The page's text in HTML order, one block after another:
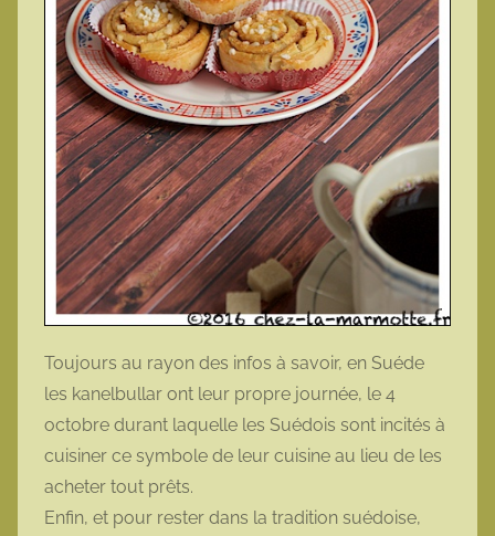
Toujours au rayon des infos à savoir, en Suéde
les kanelbullar ont leur propre journée, le 4
octobre durant laquelle les Suédois sont incités à
cuisiner ce symbole de leur cuisine au lieu de les
acheter tout prêts.
Enfin, et pour rester dans la tradition suédoise,